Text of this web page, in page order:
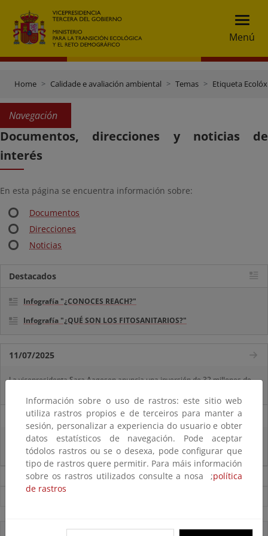
Menú
Home Calidade e avaliación ambiental Temas Etiqueta
Navegación
Documentos, direcciones y noticias de
interés
En esta página se encuentra información sobre:
Documentos
Direcciones
Noticias
Destacados
Infografía "¿CONOCES REACH?"
Infografía "¿QUÉ SON LOS FITOSANITARIOS?"
11/07/2025
La vicepresidenta Sara Aagesen anuncia una inversión de 32 millones de
31/01/2023
El MITECO evalúa todos los expedientes de renovables de su competencia
que debían obtener la Declaración Ambiental antes del 25 de enero
Noticias sobre Calidad y evaluación ambiental
Información sobre o uso de rastros: este sitio web
utiliza rastros propios e de terceiros para manter a
sesión, personalizar a experiencia do usuario e obter
datos estatísticos de navegación. Pode aceptar
tódolos rastros ou se o desexa, pode configurar que
tipo de rastros quere permitir. Para máis información
sobre os rastros utilizados consulte a nosa ;política
de rastros